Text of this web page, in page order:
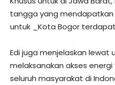
tangga yang
untuk _Kota Bogor
Edi juga menjelaskan lewat
melaksanakan akses
seluruh masyarakat di